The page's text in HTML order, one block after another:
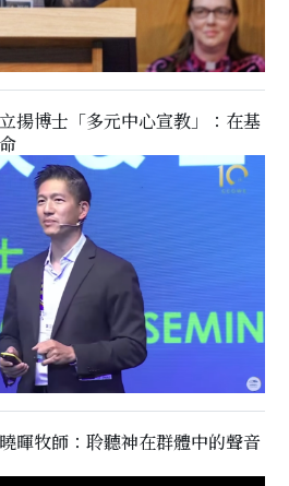
揚博士「多元中心宣教」：在基
暉牧師：聆聽神在群體中的聲音